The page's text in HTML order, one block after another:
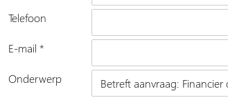
Telefoon
E-mail *
Onderwerp